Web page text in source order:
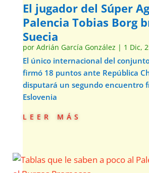
El jugador del Súper
Palencia Tobias Borg
Suecia
por Adrián García González | 1 Dic,
El único internacional del
firmó 18 puntos ante República
disputará un segundo encuentro
Eslovenia
leer más